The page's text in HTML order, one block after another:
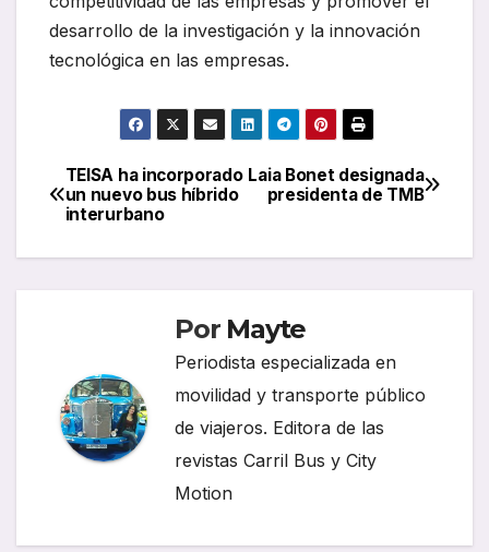
desarrollo de la investigación y la innovación
tecnológica en las empresas.
Navegación
de
Laia Bonet designada
presidenta de TMB
TEISA ha incorporado
un nuevo bus híbrido
interurbano
Por Mayte
Periodista especializada en
movilidad y transporte público
de viajeros. Editora de las
revistas Carril Bus y City
Motion